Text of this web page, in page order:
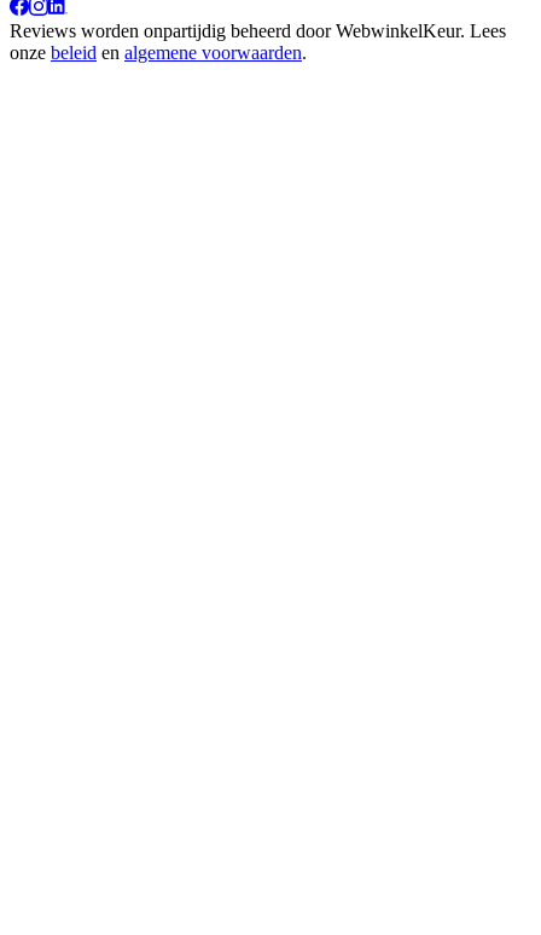
Reviews worden onpartijdig beheerd doorWebwinkelKeur. Lees
onze beleid en algemene voorwaarden.